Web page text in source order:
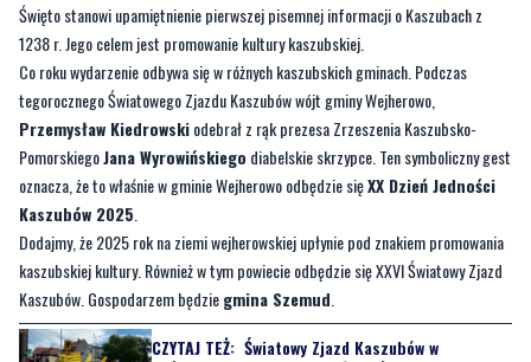
tegorocznego Światowego Zjazdu Kaszubów wójt gminy Wejherowo,
Przemysław Kiedrowskiodebrał z rąk prezesa Zrzeszenia Kaszubsko-
PomorskiegoJana Wyrowińskiegodiabelskie skrzypce. Ten symboliczny gest
oznacza, że to właśnie w gminie Wejherowo odbędzie sięXX Dzień Jedności
Kaszubów 2025.
Dodajmy, że 2025 rok na ziemi wejherowskiej upłynie pod znakiem promowania
kaszubskiej kultury. Również w tym powiecie odbędzie się XXVI Światowy Zjazd
Kaszubów. Gospodarzem będzie
CZYTAJ TEŻ:
Światowy Zjazd Kaszubów w
Kościerzynie. Kaszubi z całego świata spotkali się
po raz 25
Byliście świadkami zdarzenia w naszym regionie? Chcecie aby